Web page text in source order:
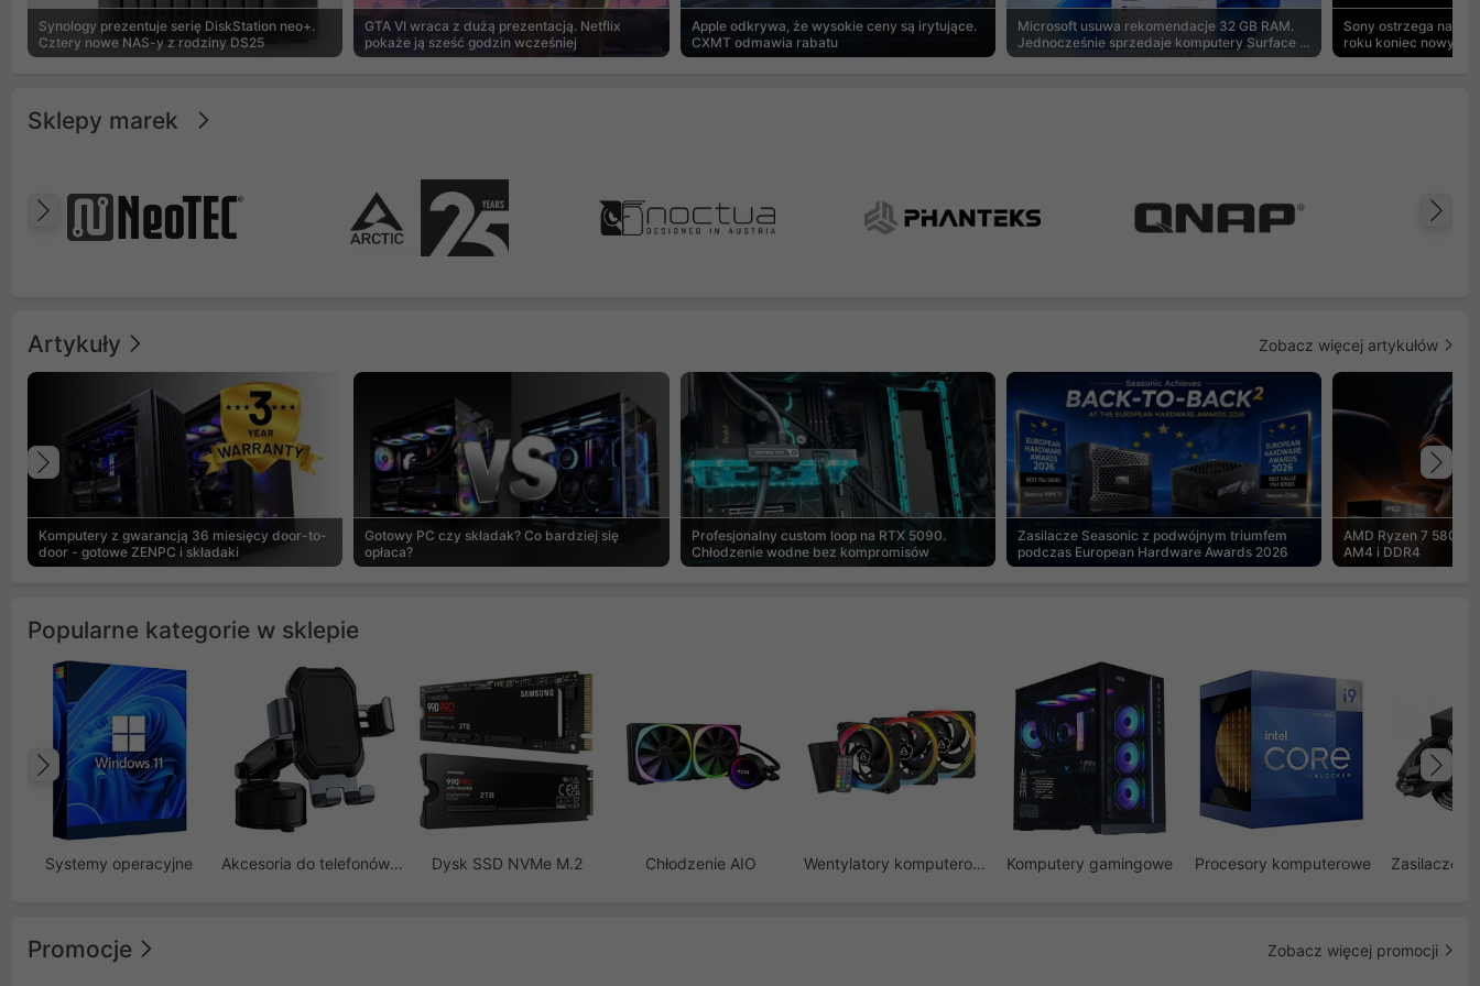
Synology prezentuje serię DiskStation neo+.
Cztery nowe NAS-y z rodziny DS25
GTA VI wraca z dużą prezentacją. Netflix
pokaże ją sześć godzin wcześniej
Apple odkrywa, że wysokie ceny są irytujące.
CXMT odmawia rabatu
Microsoft usuwa rekomendacje 32 GB RAM.
Jednocześnie sprzedaje komputery Surface z
8 GB
Sony ostrzega na
roku koniec nowych
Sklepy marek
Poprzedni
Artykuły Zobacz więcej artykułów
Komputery z gwarancją 36 miesięcy door-to-
door - gotowe ZENPC i składaki
Gotowy PC czy składak? Co bardziej się
opłaca?
Profesjonalny custom loop na RTX 5090.
Chłodzenie wodne bez kompromisów
Zasilacze Seasonic z podwójnym triumfem
podczas European Hardware Awards 2026
AMD Ryzen 7
AM4 i DDR4
Poprzedni
Popularne kategorie w sklepie
Systemy operacyjne Akcesoria do telefonów GSM Dysk SSD NVMe M.2 Chłodzenie AIO Wentylatory komputerowe Komputery gamingowe Procesory komputerowe Zasilacze
Poprzedni
Promocje Zobacz więcej promocji